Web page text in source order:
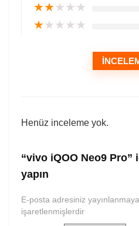
★★★★★
★★★★★
Henüz inceleme yok.
“vivo iQOO Neo9
yapın
E-posta adresiniz
işaretlenmişlerdir